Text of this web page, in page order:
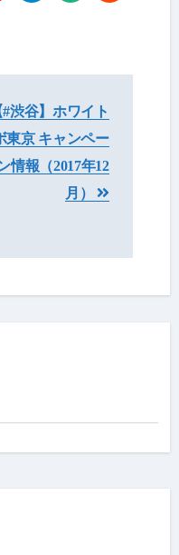
#渋谷】ホワイト
東京 キャンペー
情報（2017年12
月）